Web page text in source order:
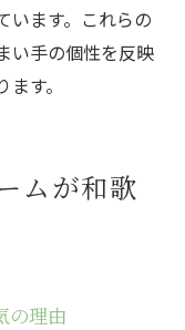
ム会社を見極
フォーム情報
率よく集める
ォームのヒン
います。これらの
い手の個性を反映
す。
ムが和歌
の理由